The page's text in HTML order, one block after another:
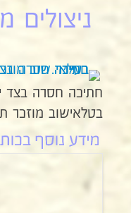
ניצולים
חתיכה חסרה בצד
בטלאישוב מוזכר